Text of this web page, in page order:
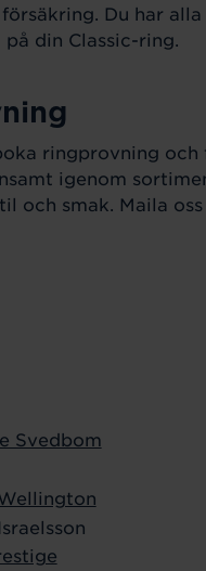
Du har
din Classic-ring.
ringprovning
igenom
och smak. Maila
Svedbom